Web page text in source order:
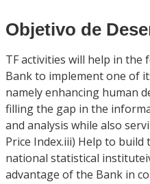
Objetivo de
TF activities will help in the
Bank to implement one of
namely enhancing human
filling the gap in the
and analysis while also
Price Index.iii) Help to
national statistical
advantage of the Bank in